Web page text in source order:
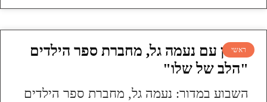
ראשי
ראיון עם נעמה גל, מחברת ספר הילדים
"הלב של שלו"
השבוע במדור: נעמה גל, מחברת ספר הילדים